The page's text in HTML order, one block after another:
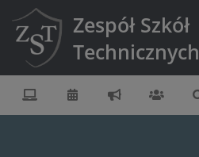
Zespół Szkół
Technicznych